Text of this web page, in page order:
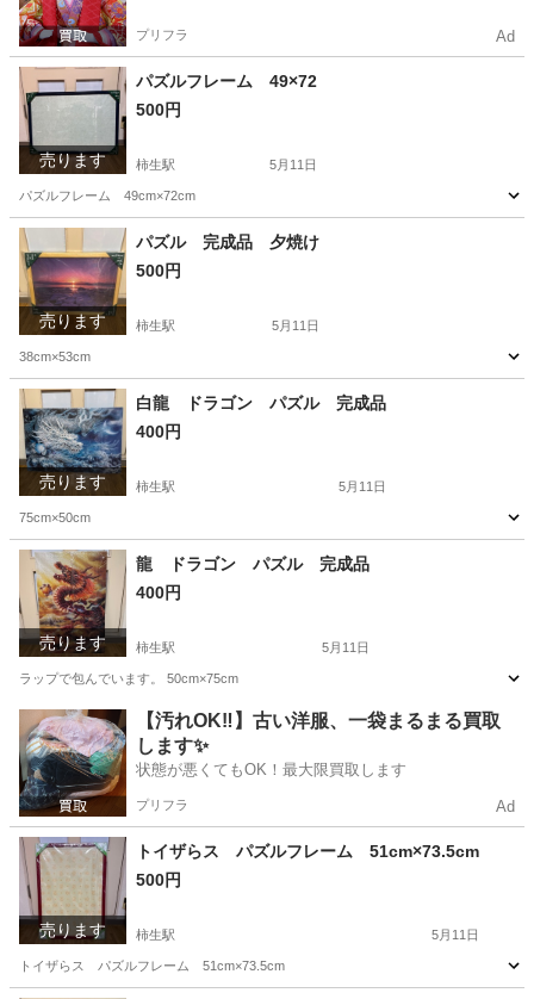
プリフラ Ad
売ります
パズルフレーム 49×72
500円
柿生駅 5月11日
パズルフレーム 49cm×72cm
神奈川 川崎市 柿生駅 その他 フレーム
売ります
パズル 完成品 夕焼け
500円
柿生駅 5月11日
38cm×53cm
神奈川 川崎市 柿生駅 パズル
売ります
白龍 ドラゴン パズル 完成品
400円
柿生駅 5月11日
75cm×50cm
神奈川 川崎市 柿生駅 パズル ドラゴン
売ります
龍 ドラゴン パズル 完成品
400円
柿生駅 5月11日
ラップで包んでいます。 50cm×75cm
神奈川 川崎市 柿生駅 パズル ドラゴン
【汚れOK‼️】古い洋服、一袋まるまる買取
します✨
状態が悪くてもOK！最大限買取します
プリフラ Ad
売ります
トイザらス パズルフレーム 51cm×73.5cm
500円
柿生駅 5月11日
トイザらス パズルフレーム 51cm×73.5cm